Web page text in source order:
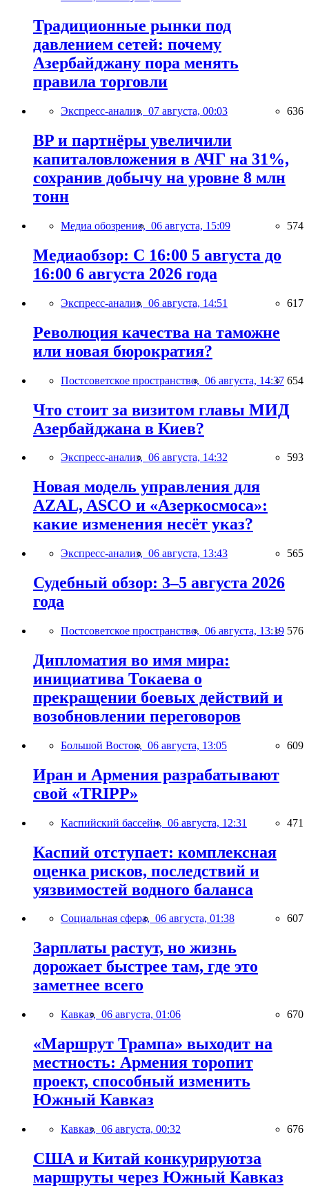
Традиционные рынки под
давлением сетей: почему
Азербайджану пора менять
правила торговли
Экспресс-анализ, 07 августа, 00:03 636
BP и партнёры увеличили
капиталовложения в АЧГ на 31%,
сохранив добычу на уровне 8 млн
тонн
Медиа обозрение, 06 августа, 15:09 574
Медиаобзор: С 16:00 5 августа до
16:00 6 августа 2026 года
Экспресс-анализ, 06 августа, 14:51 617
Революция качества на таможне
или новая бюрократия?
Постсоветское пространство, 06 августа, 14:37 654
Что стоит за визитом главы МИД
Азербайджана в Киев?
Экспресс-анализ, 06 августа, 14:32 593
Новая модель управления для
AZAL, ASCO и «Азеркосмоса»:
какие изменения несёт указ?
Экспресс-анализ, 06 августа, 13:43 565
Судебный обзор: 3–5 августа 2026
года
Постсоветское пространство, 06 августа, 13:19 576
Дипломатия во имя мира:
инициатива Токаева о
прекращении боевых действий и
возобновлении переговоров
Большой Восток, 06 августа, 13:05 609
Иран и Армения разрабатывают
свой «TRIPP»
Каспийский бассейн, 06 августа, 12:31 471
Каспий отступает: комплексная
оценка рисков, последствий и
уязвимостей водного баланса
Социальная сфера, 06 августа, 01:38 607
Зарплаты растут, но жизнь
дорожает быстрее там, где это
заметнее всего
Кавказ, 06 августа, 01:06 670
«Маршрут Трампа» выходит на
местность: Армения торопит
проект, способный изменить
Южный Кавказ
Кавказ, 06 августа, 00:32 676
США и Китай конкурируютза
маршруты через Южный Кавказ